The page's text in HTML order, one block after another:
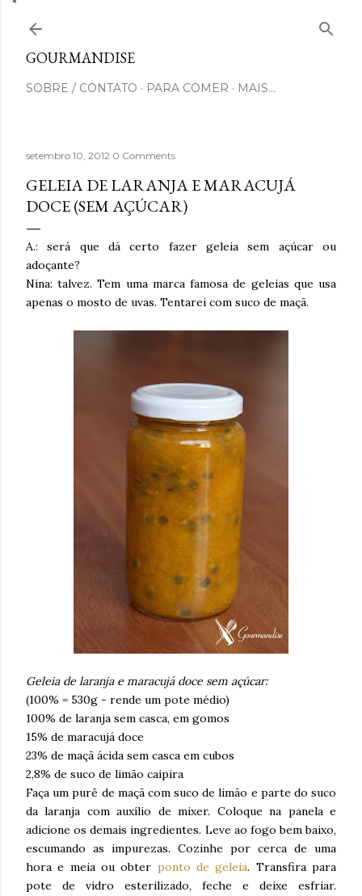
GOURMANDISE
SOBRE / CONTATO PARA COMER MAIS…
setembro 10, 2012 0 Comments
GELEIA DE LARANJA E MARACUJÁ
DOCE (SEM AÇÚCAR)
A.: será que dá certo fazer geleia sem açúcar ou
adoçante?
Nina: talvez. Tem uma marca famosa de geleias que usa
apenas o mosto de uvas. Tentarei com suco de maçã.
Geleia de laranja e maracujá doce sem açúcar:
(100% = 530g - rende um pote médio)
100% de laranja sem casca, em gomos
15% de maracujá doce
23% de maçã ácida sem casca em cubos
2,8% de suco de limão caipira
Faça um purê de maçã com suco de limão e parte do suco
da laranja com auxílio de mixer. Coloque na panela e
adicione os demais ingredientes. Leve ao fogo bem baixo,
escumando as impurezas. Cozinhe por cerca de uma
hora e meia ou obter ponto de geleia. Transfira para
pote de vidro esterilizado, feche e deixe esfriar.